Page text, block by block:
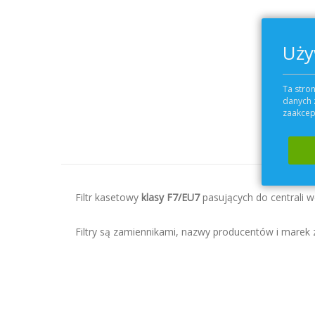
Filtr kasetowy klasy F7/EU7pasujących do centrali
Filtry są zamiennikami, nazwy producentów i
Ta
danych